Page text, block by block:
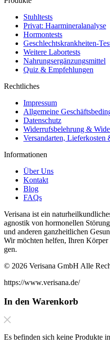
Stuhltests
Privat: Haarmineralanalyse
Hormontests
Geschlechtskrankheiten-
Weitere Labortests
Nahrungsergänzungsmittel
Quiz & Empfehlungen
Rechtliches
Impressum
Allgemeine
Datenschutz
Widerrufsbelehrung &
Versandarten, Lieferkosten
Informationen
Über Uns
Kontakt
Blog
FAQs
Verisana ist ein
ag­nos­tik von hor­monellen
und an­deren ganzheitlichen
Wir möchten helfen, Ihren
gen.
© 2026 Verisana GmbH Alle
https://www.verisana.de/
In den Warenkorb
Es befinden sich keine Produkte